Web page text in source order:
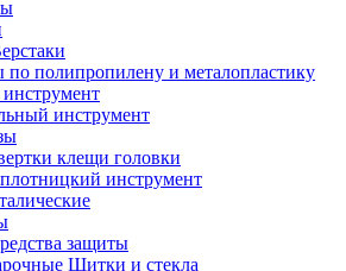
по полипропилену и металопластику
инструмент
клещи головки
инструмент
защиты
Щитки и стекла